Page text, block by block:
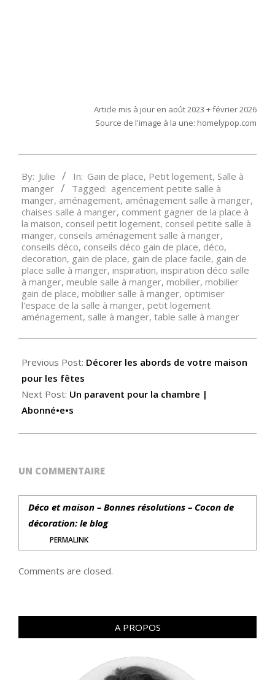
Article mis à jour en août 2023 + février 2026
Source de l'image à la une: homelypop.com
12-
08
By: Julie In: Gain de place, Petit logement, Salle à
manger
Tagged: agencement petite salle à
manger, aménagement, aménagement salle à manger,
chaises salle à manger, comment gagner de la place à
la maison, conseil petit logement, conseil petite salle à
manger, conseils aménagement salle à manger,
conseils déco, conseils déco gain de place, déco,
decoration, gain de place, gain de place facile, gain de
place salle à manger, inspiration, inspiration déco salle
à manger, meuble salle à manger, mobilier, mobilier
gain de place, mobilier salle à manger, optimiser
l'espace de la salle à manger, petit logement
aménagement, salle à manger, table salle à manger
Previous Post: Décorer les abords de votre maison
pour les fêtes
Next Post: Un paravent pour la chambre |
Abonné•e•s
UN COMMENTAIRE
Déco et maison – Bonnes résolutions – Cocon de
décoration: le blog
PERMALINK
Comments are closed.
A PROPOS